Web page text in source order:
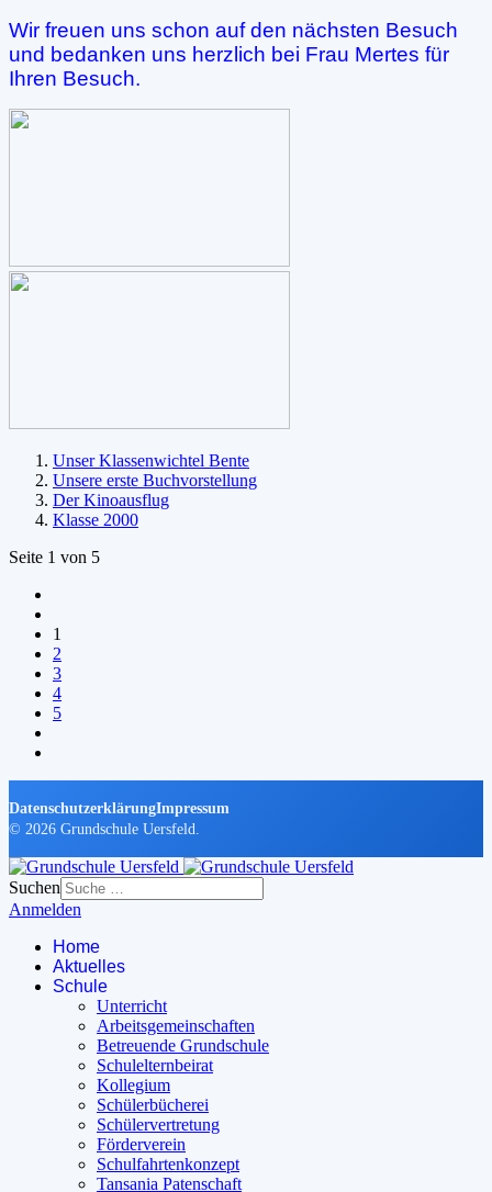
Wir freuen uns schon auf den nächsten Besuch
und bedanken uns herzlich bei Frau Mertes für
Ihren Besuch.
Unser Klassenwichtel Bente
Unsere erste Buchvorstellung
Der Kinoausflug
Klasse 2000
Seite 1 von 5
1
2
3
4
5
DatenschutzerklärungImpressum
© 2026 Grundschule Uersfeld.
Suchen
Anmelden
Home
Aktuelles
Schule
Unterricht
Arbeitsgemeinschaften
Betreuende Grundschule
Schulelternbeirat
Kollegium
Schülerbücherei
Schülervertretung
Förderverein
Schulfahrtenkonzept
Tansania Patenschaft